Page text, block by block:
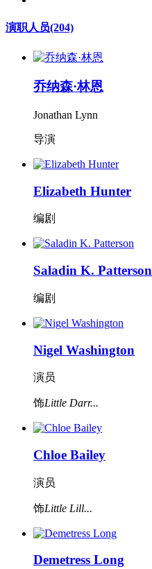
演职人员(204)
乔纳森·林恩
Jonathan Lynn
导演
Elizabeth Hunter
编剧
Saladin K. Patterson
编剧
Nigel Washington
演员
饰Little Darr...
Chloe Bailey
演员
饰Little Lill...
Demetress Long